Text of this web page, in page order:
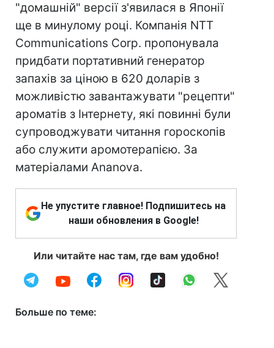
"домашній" версії з'явилася в Японії
ще в минулому році. Компанія NTT
Communications Corp. пропонувала
придбати портативний генератор
запахів за ціною в 620 доларів з
можливістю завантажувати "рецепти"
ароматів з Інтернету, які повинні були
супроводжувати читання гороскопів
або служити аромотерапією. За
матеріалами Ananova.
Не упустите главное! Подпишитесь на
наши обновления в Google!
Или читайте нас там, где вам удобно!
Больше по теме: